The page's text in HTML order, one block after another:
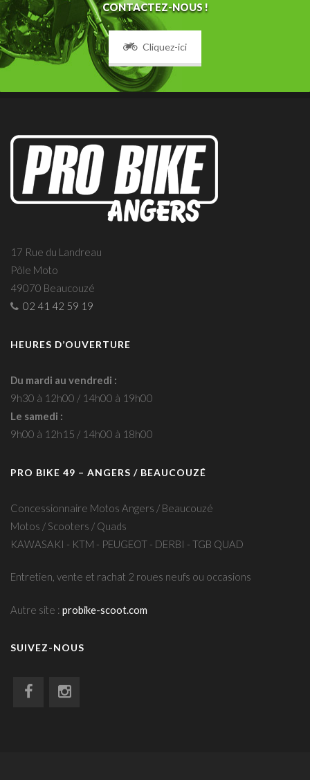
CONTACTEZ-NOUS !
Cliquez-ici
17 Rue du Landreau
Pôle Moto
49070 Beaucouzé
02 41 42 59 19
HEURES D’OUVERTURE
Du mardi au vendredi :
9h30 à 12h00 / 14h00 à 19h00
Le samedi :
9h00 à 12h15 / 14h00 à 18h00
PRO BIKE 49 – ANGERS / BEAUCOUZÉ
Concessionnaire Motos Angers / Beaucouzé
Motos / Scooters / Quads
KAWASAKI - KTM - PEUGEOT - DERBI - TGB QUAD
Entretien, vente et rachat 2 roues neufs ou occasions
Autre site : probike-scoot.com
SUIVEZ-NOUS